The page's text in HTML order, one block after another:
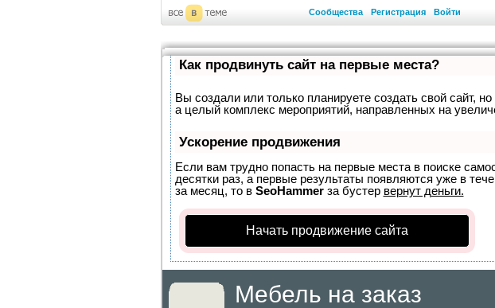
Сообщества Регистрация Войти
Как продвинуть сайт на первые места?
Вы создали или только планируете создать свой сайт,
а целый комплекс мероприятий, направленных на
Ускорение продвижения
Если вам трудно попасть на первые места в поиске
десятки раз, а первые результаты появляются уже в
за месяц, то в SeoHammerза бустер вернут деньги.
Начать продвижение сайта
Мебель на заказ